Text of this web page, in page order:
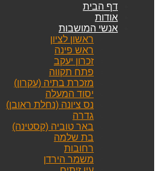
דף הבית
אודות
אנשי המושבות
ראשון לציון
ראש פינה
זכרון יעקב
פתח תקווה
מזכרת בתיה (עקרון)
יסוד המעלה
נס ציונה (נחלת ראובן)
גדרה
באר טוביה (קסטינה)
בת שלמה
רחובות
משמר הירדן